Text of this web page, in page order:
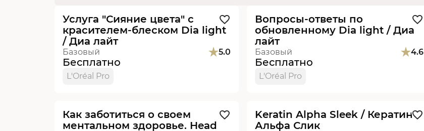
Услуга "Сияние цвета" с
красителем-блеском Dia light
/ Диа лайт
Базовый 5.0
Бесплатно
L'Oréal Pro
Вопросы-ответы по
обновленному Dia light / Диа
лайт
Базовый 4.6
Бесплатно
L'Oréal Pro
Как заботиться о своем
ментальном здоровье. Head
Keratin Alpha Sleek / Кератин
Альфа Слик